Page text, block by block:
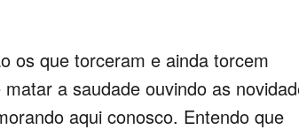
os que torceram e ainda torcem
a saudade ouvindo as
aqui conosco. Entendo que